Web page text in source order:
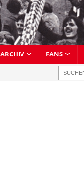
ARCHIV FANS